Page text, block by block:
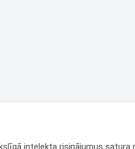
intelekta risinājumus